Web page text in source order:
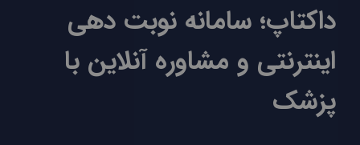
داکتاپ؛ سامانه نوبت دهی
اینترنتی و مشاوره آنلاین با
پزشک